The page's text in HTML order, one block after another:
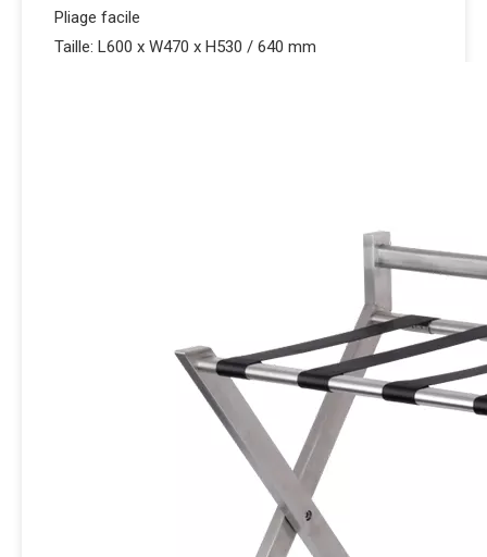
Pliage facile
Taille: L600 x W470 x H530 / 640 mm